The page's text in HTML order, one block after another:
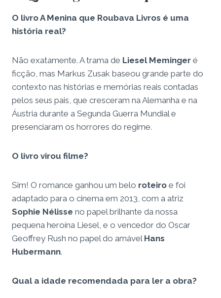
O livro A Menina que Roubava Livros é uma
história real?
Não exatamente. A trama de Liesel Meminger é
ficção, mas Markus Zusak baseou grande parte do
contexto nas histórias e memórias reais contadas
pelos seus pais, que cresceram na Alemanha e na
Áustria durante a Segunda Guerra Mundial e
presenciaram os horrores do regime.
O livro virou filme?
Sim! O romance ganhou um belo roteiro e foi
adaptado para o cinema em 2013, com a atriz
Sophie Nélisse no papel brilhante da nossa
pequena heroína Liesel, e o vencedor do Oscar
Geoffrey Rush no papel do amável Hans
Hubermann.
Qual a idade recomendada para ler a obra?